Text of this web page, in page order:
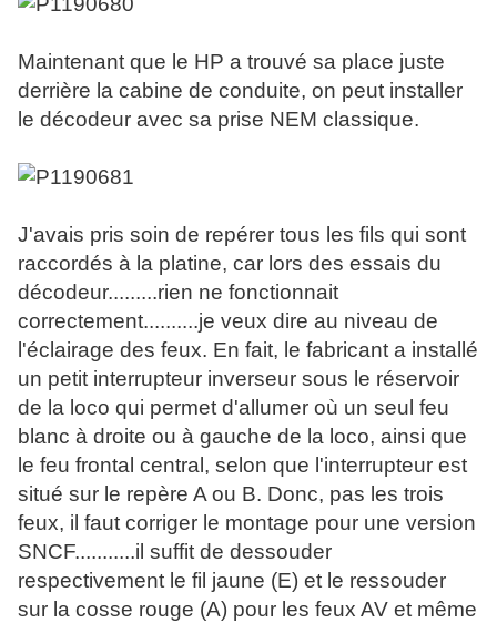
Maintenant que le HP a trouvé sa place juste
derrière la cabine de conduite, on peut installer
le décodeur avec sa prise NEM classique.
J'avais pris soin de repérer tous les fils qui sont
raccordés à la platine, car lors des essais du
décodeur.........rien ne fonctionnait
correctement..........je veux dire au niveau de
l'éclairage des feux. En fait, le fabricant a installé
un petit interrupteur inverseur sous le réservoir
de la loco qui permet d'allumer où un seul feu
blanc à droite ou à gauche de la loco, ainsi que
le feu frontal central, selon que l'interrupteur est
situé sur le repère A ou B. Donc, pas les trois
feux, il faut corriger le montage pour une version
SNCF...........il suffit de dessouder
respectivement le fil jaune (E) et le ressouder
sur la cosse rouge (A) pour les feux AV et même